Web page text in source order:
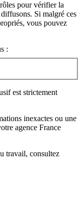
pour vérifier la
Si malgré ces
vous pouvez
:
est strictement
inexactes ou une
agence France
travail, consultez